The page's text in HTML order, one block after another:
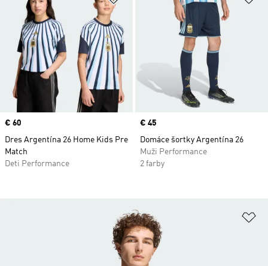
Price
€ 60
Dres Argentína 26 Home Kids Pre
Match
Deti Performance
Price
€ 45
Domáce šortky Argentína 26
Muži Performance
2 farby